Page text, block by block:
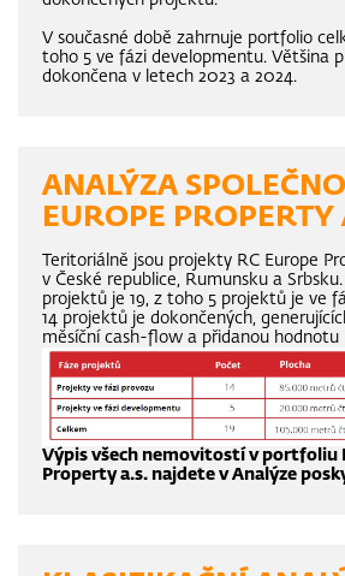
V současné době zahrnuje portfolio
toho 5 ve fázi developmentu. Většina
dokončena v letech 2023 a 2024.
ANALÝZA
EUROPE PROPERTY
Teritoriálně jsou projekty RC Europe
v České republice, Rumunsku a
projektů je 19, z toho 5 projektů je ve
14 projektů je dokončených,
měsíční cash-flow a přidanou hodnotu
Výpis všech nemovitostí v portfoliu
Property a.s. najdete v Analýze